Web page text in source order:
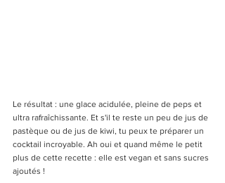
Le résultat : une glace acidulée, pleine de peps et
ultra rafraîchissante. Et s'il te reste un peu de jus de
pastèque ou de jus de kiwi, tu peux te préparer un
cocktail incroyable. Ah oui et quand même le petit
plus de cette recette : elle est vegan et sans sucres
ajoutés !